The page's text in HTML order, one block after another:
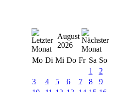
August
2026
Mo Di Mi Do Fr Sa So
1
2
3
4 5 6 7 8
9